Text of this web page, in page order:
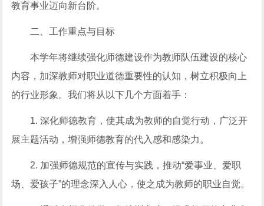
教育事业迈向新台阶。
二、工作重点与目标
本学年将继续强化师德建设作为教师队伍建设的核心
内容，加深教师对职业道德重要性的认知，树立积极向上
的行业形象。我们将从以下几个方面着手：
1. 深化师德教育，使其成为教师的自觉行动，广泛开
展主题活动，增强师德教育的代入感和感染力。
2. 加强师德规范的宣传与实践，推动“爱事业、爱职
场、爱孩子”的理念深入人心，使之成为教师的职业自觉。